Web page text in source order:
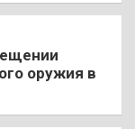
оружия в